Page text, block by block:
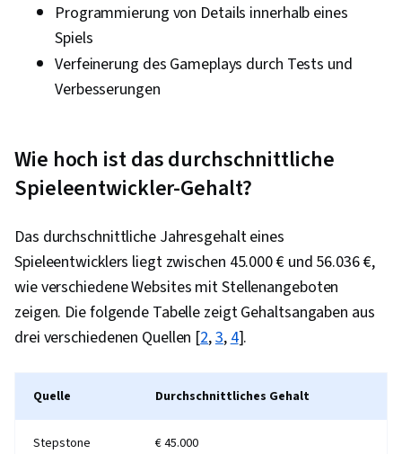
Entwicklungstests, Computergrafik, Soziale
Wirtschaft, Politik und Sozialkunde,
Computerprogrammierung
Programmierung von Details innerhalb eines
Spiels
Verfeinerung des Gameplays durch Tests und
Verbesserungen
Wie hoch ist das durchschnittliche
Spieleentwickler-Gehalt?
Das durchschnittliche Jahresgehalt eines
Spieleentwicklers liegt zwischen 45.000 € und 56.036 €,
wie verschiedene Websites mit Stellenangeboten
zeigen. Die folgende Tabelle zeigt Gehaltsangaben aus
drei verschiedenen Quellen [2,3,4].
Quelle Durchschnittliches Gehalt
Stepstone € 45.000